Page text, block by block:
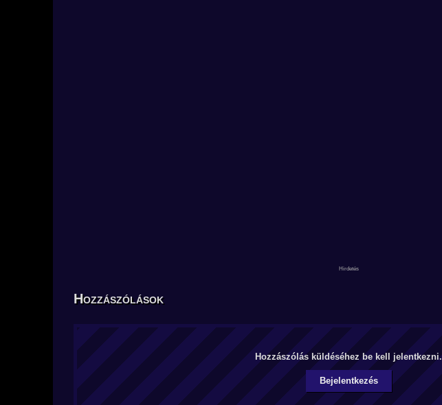
Hozzászólások
Hozzászólás küldéséhez be kell jelentkezni.
Bejelentkezés